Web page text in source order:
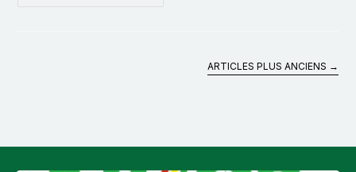
ARTICLES PLUS ANCIENS →